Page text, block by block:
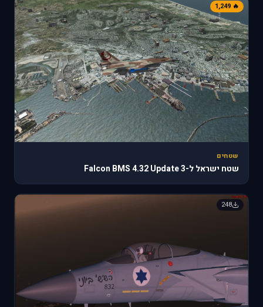
🔥 1,249
שטחים
שטח ישראל ל-Falcon BMS 4.32 Update 3
248